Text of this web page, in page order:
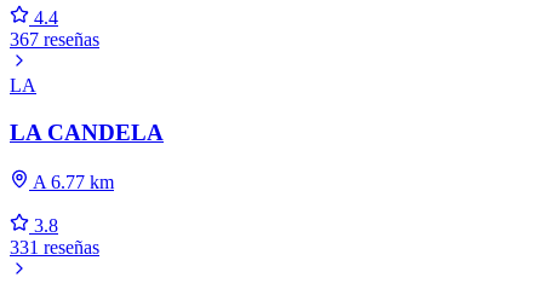
4.4
367 reseñas
LA
LA CANDELA
A 6.77 km
3.8
331 reseñas